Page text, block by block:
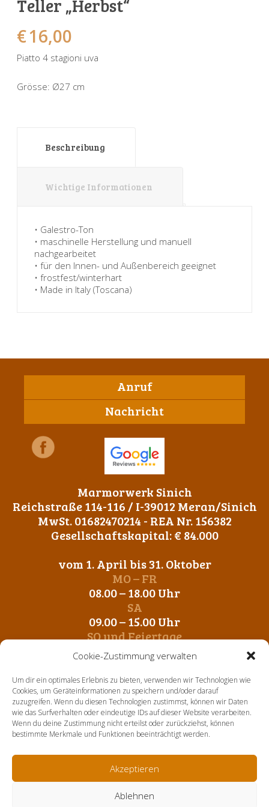
Cookie-Zustimmung verwalten
Um dir ein optimales Erlebnis zu bieten, verwenden wir Technologien wie
Cookies, um Geräteinformationen zu speichern und/oder darauf
zuzugreifen. Wenn du diesen Technologien zustimmst, können wir Daten
wie das Surfverhalten oder eindeutige IDs auf dieser Website verarbeiten.
Wenn du deine Zustimmung nicht erteilst oder zurückziehst, können
bestimmte Merkmale und Funktionen beeinträchtigt werden.
Akzeptieren
Ablehnen
Teller „Herbst“
€16,00
Piatto 4 stagioni uva
Grösse: Ø27 cm
Beschreibung
Wichtige Informationen
• Galestro-Ton
• maschinelle Herstellung und manuell
nachgearbeitet
• für den Innen- und Außenbereich geeignet
• frostfest/winterhart
• Made in Italy (Toscana)
Anruf
Nachricht
Marmorwerk Sinich
Reichstraße 114-116 / I-39012 Meran/Sinich
MwSt. 01682470214 - REA Nr. 156382
Gesellschaftskapital: € 84.000
vom 1. April bis 31. Oktober
MO – FR
08.00 – 18.00 Uhr
SA
09.00 – 15.00 Uhr
SO und Feiertage
Geschlossen
vom 1. November bis 31. März
MO – FR
09.00 – 12.00 Uhr
14. 00 – 17.00 Uhr
SA-SO und Feiertage
Über uns Aktuelles
Kontakt
Sonnenuhren
Spardosen
Verschiedene
Vögel
Wandtafeln
Verschiedene
Wandschalen
Sockel + Säulen
Tierfiguren
Meeresbewohner
Schildkröten
Schnecken
Schweine + Wildschweine
Vögel
Utensilien
Zwiebel- + Knoblauchtöpfe